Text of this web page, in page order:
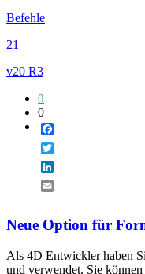
Befehle
21
v20 R3
0
0
Neue Option für
Als 4D Entwickler haben
und verwendet. Sie